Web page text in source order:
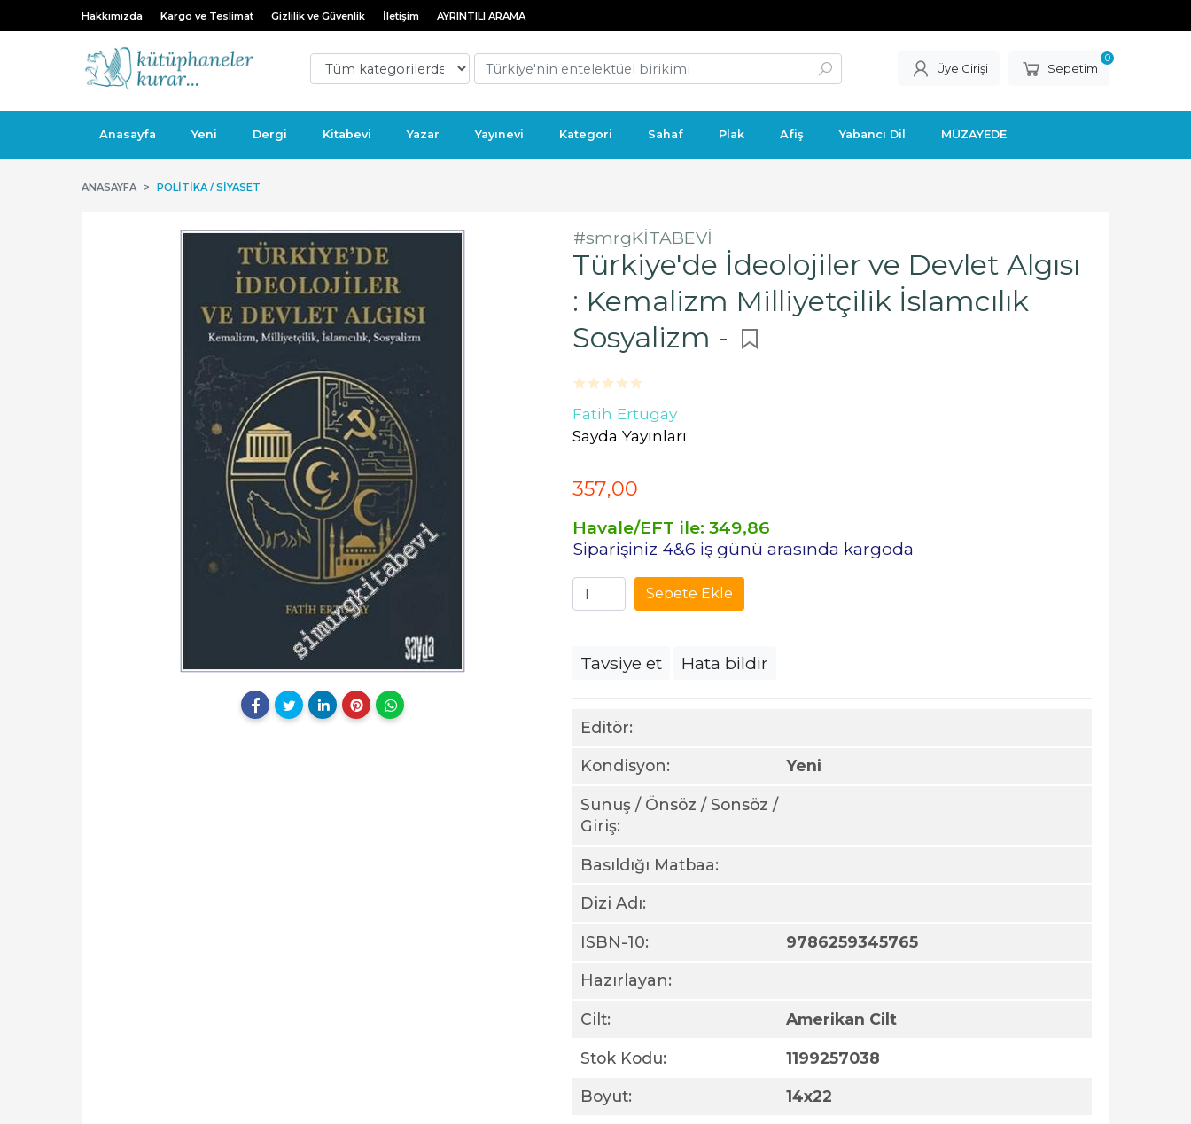
Hakkımızda Kargo ve Teslimat Gizlilik ve Güvenlik İletişim AYRINTILI ARAMA
Üye Girişi Sepetim
0
Anasayfa Yeni Dergi Kitabevi Yazar Yayınevi Kategori Sahaf Plak Afiş Yabancı Dil MÜZAYEDE
ANASAYFA POLITIKA / SIYASET
#smrgKİTABEVİ
Türkiye'de İdeolojiler ve Devlet Algısı
: Kemalizm Milliyetçilik İslamcılık
Sosyalizm -
Fatih Ertugay
Sayda Yayınları
Editör:
Kondisyon: Yeni
Sunuş / Önsöz / Sonsöz /
Giriş:
Basıldığı Matbaa:
Dizi Adı:
ISBN-10: 9786259345765
Hazırlayan:
Cilt: Amerikan Cilt
Stok Kodu: 1199257038
Boyut: 14x22
357,00
Havale/EFT ile: 349,86
Siparişiniz 4&6 iş günü arasında kargoda
Sepete Ekle
Tavsiye et Hata bildir